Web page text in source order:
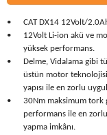
•
CAT DX14 12Volt/
•
12Volt Li-ion akü ve
yüksek performans.
•
Delme, Vidalama gibi
üstün motor teknolojisi
yapısı ile en zorlu
•
30Nm maksimum tork
performans ile en
yapma imkânı.